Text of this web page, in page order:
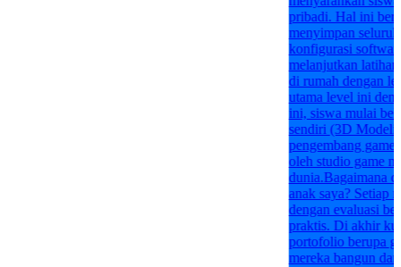
pribadi. Hal ini
menyimpan
konfigurasi
melanjutkan
di rumah dengan
utama level ini
ini, siswa mulai
sendiri (3D
pengembang
oleh studio game
dunia.Bagaimana
anak saya? Setiap
dengan evaluasi
praktis. Di akhir
portofolio berupa
mereka bangun